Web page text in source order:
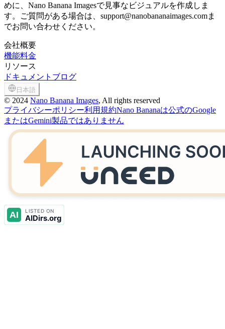
めに、Nano Banana Imagesで見事なビジュアルを作成しま
す。ご質問がある場合は、support@nanobananaimages.comま
でお問い合わせください。
会社概要
機能料金
リソース
ドキュメント ブログ
日本語
© 2024 Nano Banana Images, All rights reserved
プライバシーポリシー利用規約Nano Bananaは公式のGoogle
またはGemini製品ではありません